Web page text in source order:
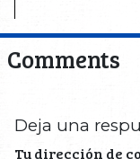
Comments
Deja una